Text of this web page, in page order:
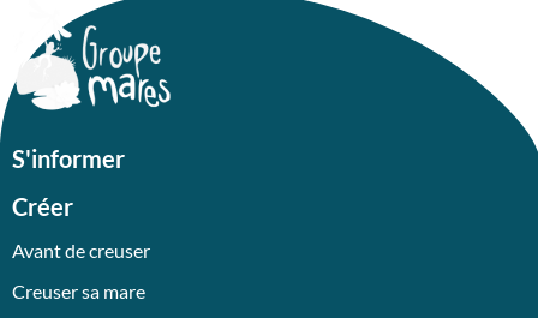
S'informer
Créer
Avant de creuser
Creuser sa mare